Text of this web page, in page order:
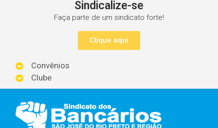
Sindicalize-se
Faça parte de um sindicato forte!
Clique aqui
Convênios
Clube